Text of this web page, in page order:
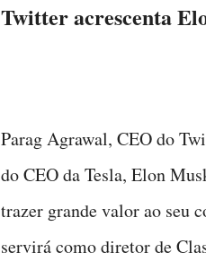
Twitter acrescenta
Parag Agrawal, CEO do
do CEO da Tesla, Elon
trazer grande valor ao seu
servirá como diretor de